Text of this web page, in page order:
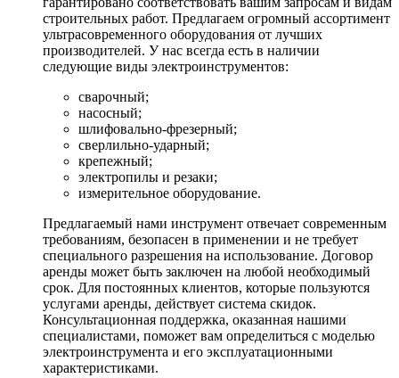
строительных работ. Предлагаем огромный ассортимент
ультрасовременного оборудования от лучших
производителей. У нас всегда есть в наличии
следующие виды электроинструментов:
сварочный;
насосный;
шлифовально-фрезерный;
сверлильно-ударный;
крепежный;
электропилы и резаки;
измерительное оборудование.
Предлагаемый нами инструмент отвечает современным
требованиям, безопасен в применении и не требует
специального разрешения на использование. Договор
аренды может быть заключен на любой необходимый
срок. Для постоянных клиентов, которые пользуются
услугами аренды, действует система скидок.
Консультационная поддержка, оказанная нашими
специалистами, поможет вам определиться с моделью
электроинструмента и его эксплуатационными
характеристиками.